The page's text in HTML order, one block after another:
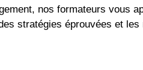
nos formateurs vous
stratégies éprouvées et